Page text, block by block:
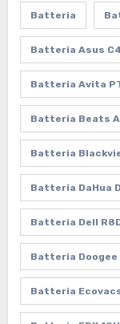
Batteria
Batteria Asus
Batteria Avita
Batteria Beats
Batteria
Batteria DaHua
Batteria Dell
Batteria Doogee
Batteria